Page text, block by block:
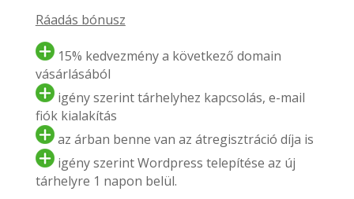
Ráadás bónusz
15% kedvezmény a következő domain
vásárlásából
igény szerint tárhelyhez kapcsolás, e-mail
fiók kialakítás
az árban benne van az átregisztráció díja is
igény szerint Wordpress telepítése az új
tárhelyre 1 napon belül.